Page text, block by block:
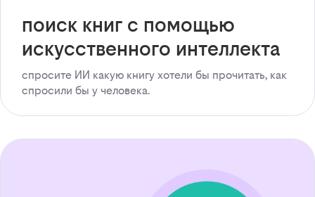
поиск книг с помощью
искусственного интеллекта
спросите ИИ какую книгу хотели бы прочитать, как
спросили бы у человека.